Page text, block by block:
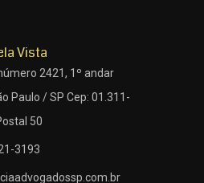
Vista
2421, 1º andar
Paulo / SP Cep: 01.311-
50
3193